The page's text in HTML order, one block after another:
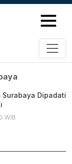
Surabaya Dipadati
WIB